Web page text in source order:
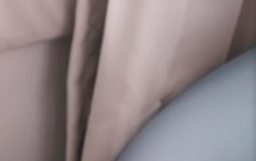
Mina enheter
Mina beställningar
Mina adresser